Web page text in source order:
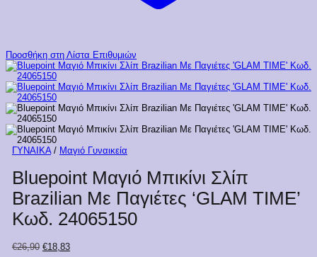
Προσθήκη στη Λίστα Επιθυμιών
ΓΥΝΑΙΚΑ / Μαγιό Γυναικεία
Bluepoint Μαγιό Μπικίνι Σλίπ
Brazilian Με Παγιέτες ‘GLAM TIME’
Κωδ. 24065150
€26,90 Original
€18,83Η